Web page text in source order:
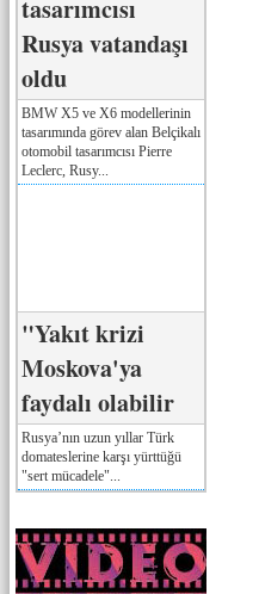
tasarımcısı
Rusya vatandaşı
oldu
BMW X5 ve X6 modellerinin
tasarımında görev alan Belçikalı
otomobil tasarımcısı Pierre
Leclerc, Rusy...
"Yakıt krizi
Moskova'ya
faydalı olabilir
Rusya’nın uzun yıllar Türk
domateslerine karşı yürttüğü
"sert mücadele"...